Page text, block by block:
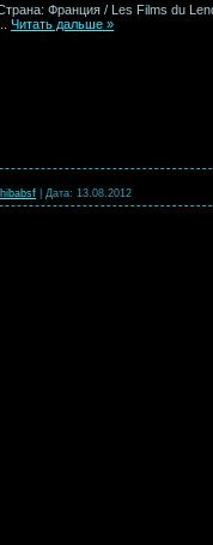
Франция / Les Films du
Читать дальше »
Дата: 13.08.2012